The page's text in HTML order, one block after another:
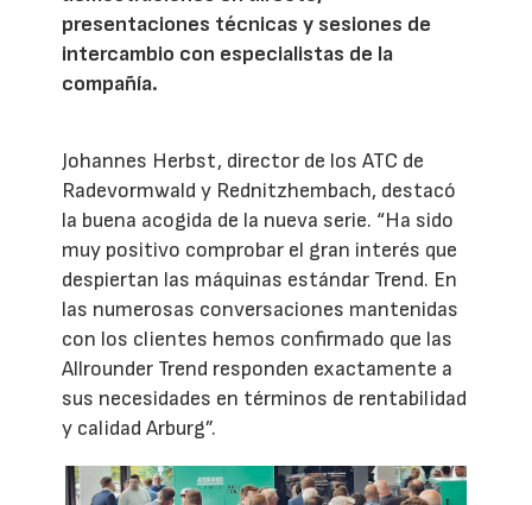
presentaciones técnicas y sesiones de
intercambio con especialistas de la
compañía.
Johannes Herbst, director de los ATC de
Radevormwald y Rednitzhembach, destacó
la buena acogida de la nueva serie. “Ha sido
muy positivo comprobar el gran interés que
despiertan las máquinas estándar Trend. En
las numerosas conversaciones mantenidas
con los clientes hemos confirmado que las
Allrounder Trend responden exactamente a
sus necesidades en términos de rentabilidad
y calidad Arburg”.